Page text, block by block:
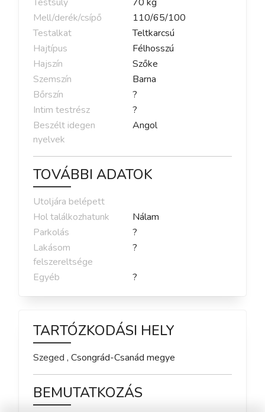
Mell/derék/csípő
110/65/100
Testalkat
Teltkarcsú
Hajtípus
Félhosszú
Hajszín
Szőke
Szemszín
Barna
Bőrszín
?
Intim testrész
?
Beszélt idegen
nyelvek
Angol
TOVÁBBI ADATOK
Utoljára belépett
Hol találkozhatunk
Nálam
Parkolás
?
Lakásom
felszereltsége
?
Egyéb ?
TARTÓZKODÁSI HELY
Szeged , Csongrád-Csanád megye
BEMUTATKOZÁS